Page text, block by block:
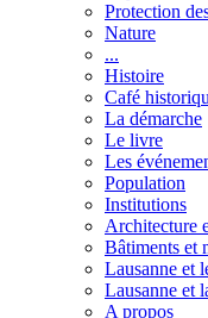
Protection
Nature
...
Histoire
Café
La démarche
Le livre
Les
Population
Institutions
Architecture
Bâtiments et
Lausanne et
Lausanne et
A propos